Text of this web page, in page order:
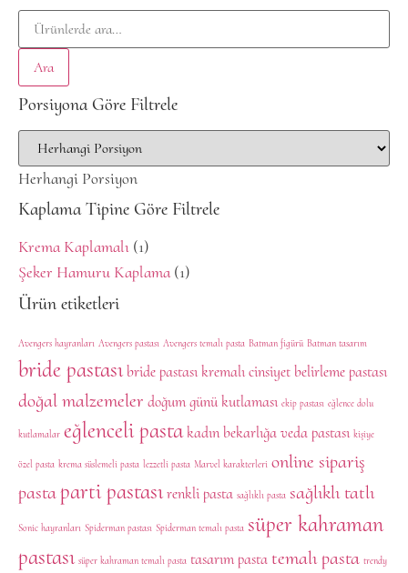
Ara
Porsiyona Göre Filtrele
Herhangi Porsiyon
Kaplama Tipine Göre Filtrele
Krema Kaplamalı (1)
Şeker Hamuru Kaplama (1)
Ürün etiketleri
Avengers hayranları Avengers pastası Avengers temalı pasta Batman figürü Batman tasarım
bride pastası bride pastası kremalı cinsiyet belirleme pastası
doğal malzemeler doğum günü kutlaması ekip pastası eğlence dolu
kutlamalar eğlenceli pasta kadın bekarlığa veda pastası kişiye
özel pasta krema süslemeli pasta lezzetli pasta Marvel karakterleri online sipariş
pastaparti pastası renkli pasta sağlıklı pasta sağlıklı tatlı
Sonic hayranları Spiderman pastası Spiderman temalı pasta süper kahraman
pastası süper kahraman temalı pasta tasarım pasta temalı pasta trendy